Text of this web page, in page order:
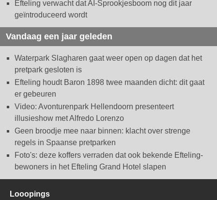
Efteling verwacht dat AI-Sprookjesboom nog dit jaar
geïntroduceerd wordt
Vandaag een jaar geleden
Waterpark Slagharen gaat weer open op dagen dat het
pretpark gesloten is
Efteling houdt Baron 1898 twee maanden dicht: dit gaat
er gebeuren
Video: Avonturenpark Hellendoorn presenteert
illusieshow met Alfredo Lorenzo
Geen broodje mee naar binnen: klacht over strenge
regels in Spaanse pretparken
Foto's: deze koffers verraden dat ook bekende Efteling-
bewoners in het Efteling Grand Hotel slapen
Looopings